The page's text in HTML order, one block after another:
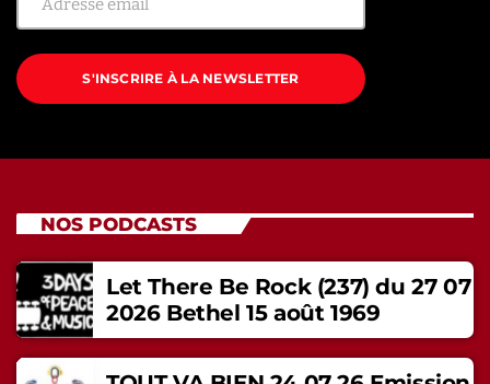
S'INSCRIRE À LA NEWSLETTER
NOS PODCASTS
Let There Be Rock (237) du 27 07
2026 Bethel 15 août 1969